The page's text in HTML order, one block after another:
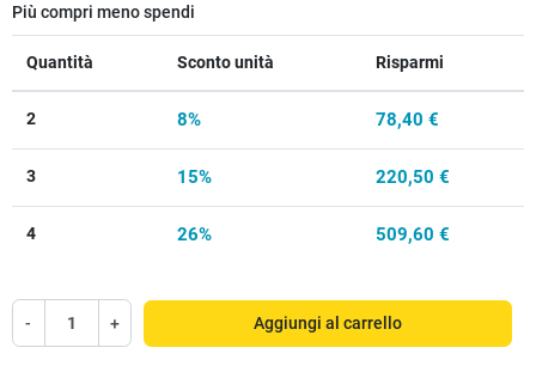
Più compri meno spendi
Quantità Sconto unità Risparmi
2 8% 78,40 €
3 15% 220,50 €
4 26% 509,60 €
- + Aggiungi al carrello